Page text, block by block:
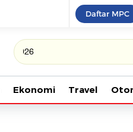
Daftar MPC
Ekonomi Travel